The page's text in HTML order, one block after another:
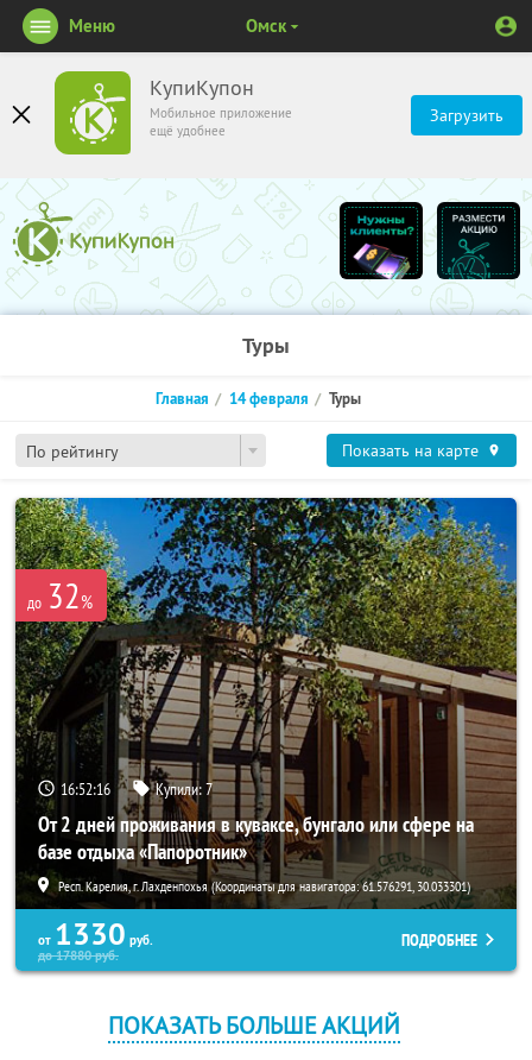
КупиКупон
Мобильное приложение
ещё удобнее
Загрузить
Меню Омск
Туры
По рейтингу
Главная 14 февраля Туры
Показать на карте
до 32%
16:52:16 Купили:7
От 2 дней проживания в куваксе, бунгало или сфере на
базе отдыха «Папоротник»
Респ. Карелия, г. Лахденпохья (Координаты для навигатора: 61.576291, 30.033301)
от 1330 руб.
до17880руб.
ПОДРОБНЕЕ
ПОКАЗАТЬ БОЛЬШЕ АКЦИЙ